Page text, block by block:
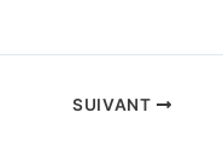
SUIVANT